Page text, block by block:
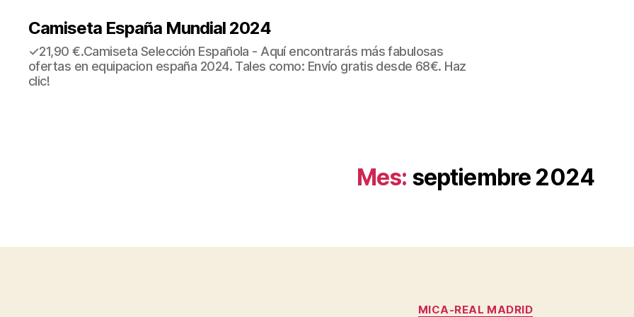
Camiseta España Mundial 2024
✓21,90 €.Camiseta Selección Española - Aquí encontrarás más fabulosas
ofertas en equipacion españa 2024. Tales como: Envío gratis desde 68€. Haz
clic!
Mes: septiembre 2024
Categorías
MICA-REAL MADRID